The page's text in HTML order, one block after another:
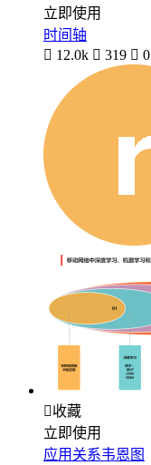
立即使用
时间轴
 12.0k  319  0
收藏
立即使用
应用关系韦恩图